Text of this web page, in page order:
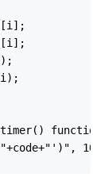
function